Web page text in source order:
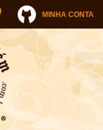
MINHA CONTA